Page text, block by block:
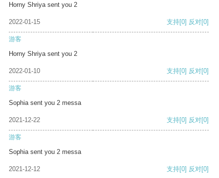
Horny Shriya sent you 2
2022-01-15 支持[0] 反对[0]
游客
Horny Shriya sent you 2
2022-01-10 支持[0] 反对[0]
游客
Sophia sent you 2 messa
2021-12-22 支持[0] 反对[0]
游客
Sophia sent you 2 messa
2021-12-12 支持[0] 反对[0]